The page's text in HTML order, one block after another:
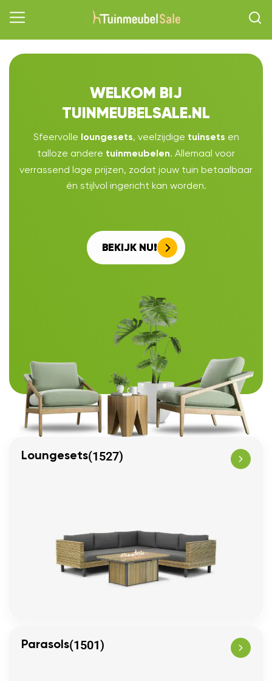
WELKOM BIJ
TUINMEUBELSALE.NL
Sfeervolle loungesets, veelzijdige tuinsets en
talloze andere tuinmeubelen. Allemaal voor
verrassend lage prijzen, zodat jouw tuin betaalbaar
én stijlvol ingericht kan worden.
BEKIJK NU!
Loungesets(1527)
Parasols(1501)